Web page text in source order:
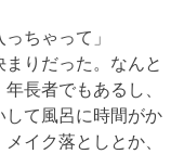
ちゃって」
りだった。なんと
長者でもあるし、
して風呂に時間がか
イク落としとか、